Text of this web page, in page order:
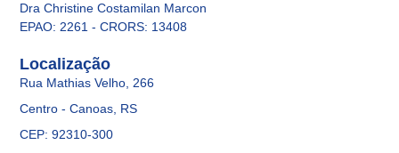
Dra Christine Costamilan Marcon
EPAO: 2261 - CRORS: 13408
Localização
Rua Mathias Velho, 266
Centro - Canoas, RS
CEP: 92310-300